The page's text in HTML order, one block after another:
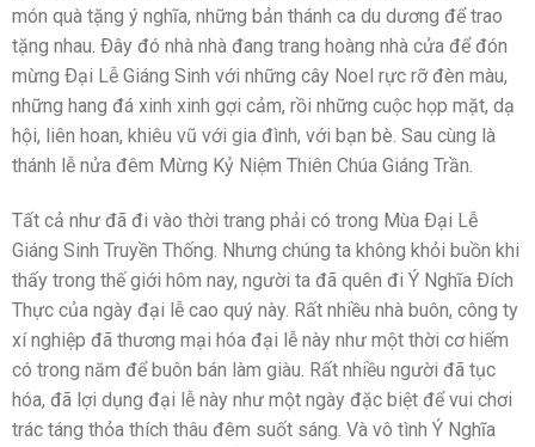
món quà tặng ý nghĩa, những bản thánh ca du dương để trao
tặng nhau. Ðây đó nhà nhà đang trang hoàng nhà cửa để đón
mừng Ðại Lễ Giáng Sinh với những cây Noel rực rỡ đèn màu,
những hang đá xinh xinh gợi cảm, rồi những cuộc họp mặt, dạ
hội, liên hoan, khiêu vũ với gia đình, với bạn bè. Sau cùng là
thánh lễ nửa đêm Mừng Kỷ Niệm Thiên Chúa Giáng Trần.
Tất cả như đã đi vào thời trang phải có trong Mùa Ðại Lễ
Giáng Sinh Truyền Thống. Nhưng chúng ta không khỏi buồn khi
thấy trong thế giới hôm nay, người ta đã quên đi Ý Nghĩa Ðích
Thực của ngày đại lễ cao quý này. Rất nhiều nhà buôn, công ty
xí nghiệp đã thương mại hóa đại lễ này như một thời cơ hiếm
có trong năm để buôn bán làm giàu. Rất nhiều người đã tục
hóa, đã lợi dụng đại lễ này như một ngày đặc biệt để vui chơi
trác táng thỏa thích thâu đêm suốt sáng. Và vô tình Ý Nghĩa